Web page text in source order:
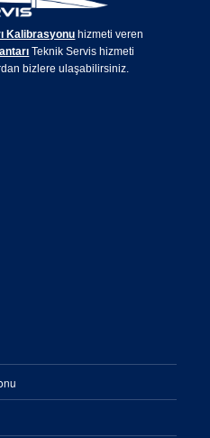
Kalibrasyonu hizmeti veren
Teknik Servis hizmeti
bizlere ulaşabilirsiniz.